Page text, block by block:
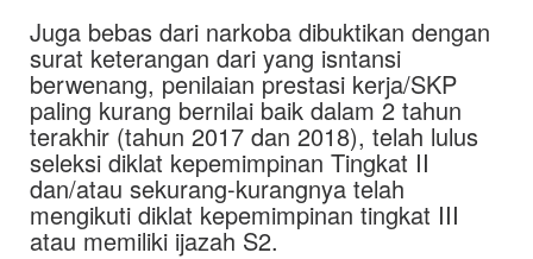
Juga bebas dari narkoba dibuktikan dengan
surat keterangan dari yang isntansi
berwenang, penilaian prestasi kerja/SKP
paling kurang bernilai baik dalam 2 tahun
terakhir (tahun 2017 dan 2018), telah lulus
seleksi diklat kepemimpinan Tingkat II
dan/atau sekurang-kurangnya telah
mengikuti diklat kepemimpinan tingkat III
atau memiliki ijazah S2.